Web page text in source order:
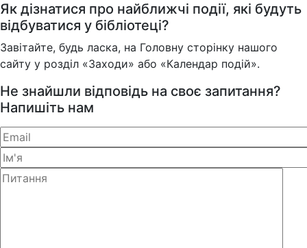
Як дізнатися про найближчі події, які будуть
відбуватися у бібліотеці?
Завітайте, будь ласка, на Головну сторінку нашого
сайту у розділ «Заходи» або «Календар подій».
Не знайшли відповідь на своє запитання?
Напишіть нам